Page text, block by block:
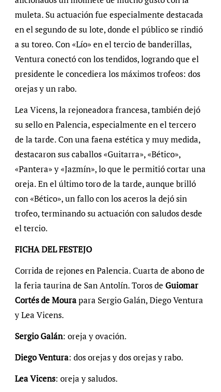
muleta. Su actuación fue especialmente destacada
en el segundo de su lote, donde el público se rindió
a su toreo. Con «Lío» en el tercio de banderillas,
Ventura conectó con los tendidos, logrando que el
presidente le concediera los máximos trofeos: dos
orejas y un rabo.
Lea Vicens, la rejoneadora francesa, también dejó
su sello en Palencia, especialmente en el tercero
de la tarde. Con una faena estética y muy medida,
destacaron sus caballos «Guitarra», «Bético»,
«Pantera» y «Jazmín», lo que le permitió cortar una
oreja. En el último toro de la tarde, aunque brilló
con «Bético», un fallo con los aceros la dejó sin
trofeo, terminando su actuación con saludos desde
el tercio.
FICHA DEL FESTEJO
Corrida de rejones en Palencia. Cuarta de abono de
la feria taurina de San Antolín. Toros de Guiomar
Cortés de Mourapara Sergio Galán, Diego Ventura
y Lea Vicens.
Sergio Galán: oreja y ovación.
Diego Ventura: dos orejas y dos orejas y rabo.
Lea Vicens: oreja y saludos.